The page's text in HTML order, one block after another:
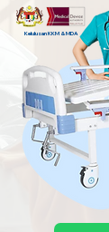
Kelulusan KKM & MDA